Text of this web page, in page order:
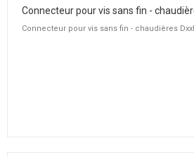
Connecteur pour vis sans fin -
Connecteur pour vis sans fin - chaudières